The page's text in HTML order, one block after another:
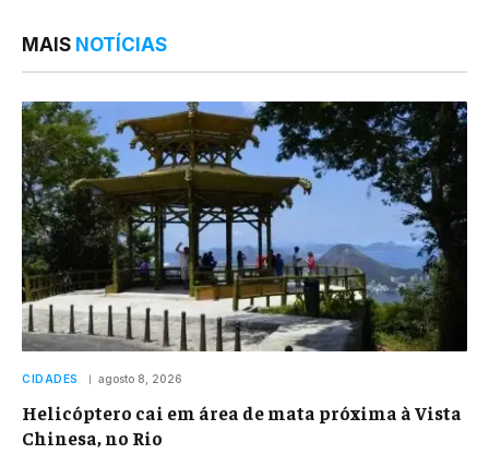
MAIS NOTÍCIAS
CIDADES agosto 8, 2026
Helicóptero cai em área de mata próxima à Vista
Chinesa, no Rio